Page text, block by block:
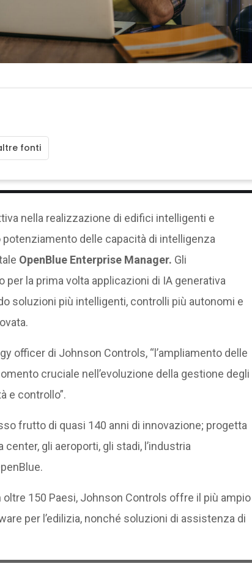
fonti
nella realizzazione di edifici intelligenti e
delle capacità di intelligenza
OpenBlue Enterprise Manager. Gli
la prima volta applicazioni di IA generativa
soluzioni più intelligenti, controlli più autonomi e
officer di Johnson Controls, “l’ampliamento delle
cruciale nell’evoluzione della gestione degli
e controllo”.
frutto di quasi 140 anni di innovazione; progetta
gli aeroporti, gli stadi, l’industria
150 Paesi, Johnson Controls offre il più ampio
per l’edilizia, nonché soluzioni di assistenza di